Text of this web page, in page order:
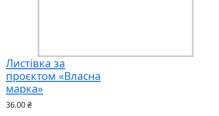
Листівка за
проєктом «Власна
марка»
36.00 ₴